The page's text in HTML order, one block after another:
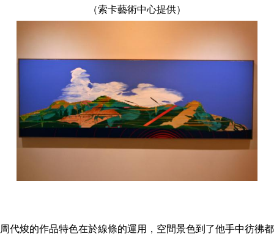
（索卡藝術中心提供）
周代焌的作品特色在於線條的運用，空間景色到了他手中彷彿都